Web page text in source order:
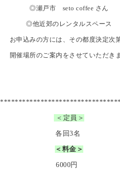
◎瀬戸市 seto coffee さん
◎他近郊のレンタルスペース
お申込みの方には、 その都度決定次
開催場所のご案内をさせていただき
＜定員＞
各回3名
＜料金＞
6000円